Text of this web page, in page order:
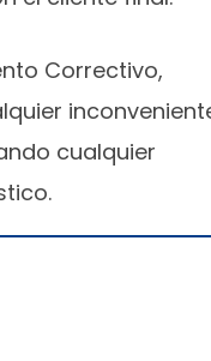
Correctivo,
cualquier